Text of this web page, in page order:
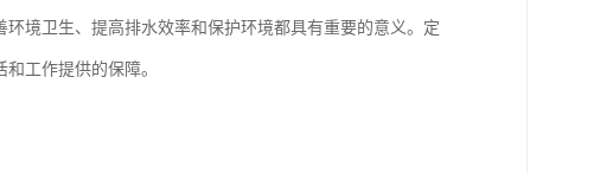
境卫生、提高排水效率和保护环境都具有重要的意义。定
工作提供的保障。